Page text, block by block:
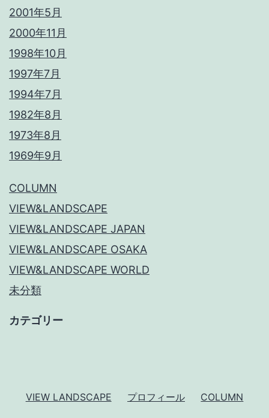
2001年5月
2000年11月
1998年10月
1997年7月
1994年7月
1982年8月
1973年8月
1969年9月
COLUMN
VIEW&LANDSCAPE
VIEW&LANDSCAPE JAPAN
VIEW&LANDSCAPE OSAKA
VIEW&LANDSCAPE WORLD
未分類
カテゴリー
VIEW LANDSCAPE プロフィール COLUMN